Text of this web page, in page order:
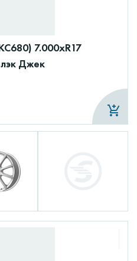
7.000xR17
Джек